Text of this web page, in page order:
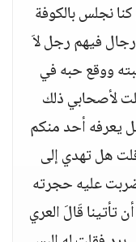
نجلس بالكوفة
فيهم رجل لاَ
ووقع حبه في
لأصحابي ذلك
يعرفه أحد منكم
هل تهدي إلى
عليه حجرته
قَالَ العري